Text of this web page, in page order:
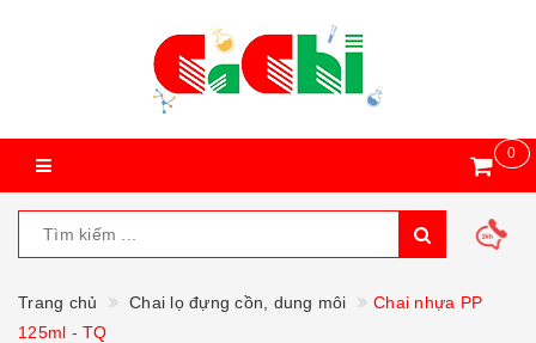
0
Trang chủ Chai lọ đựng cồn, dung môi
Chai nhựa PP
125ml - TQ